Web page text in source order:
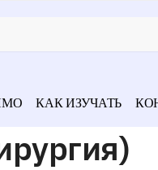
КАК ИЗУЧАТЬ